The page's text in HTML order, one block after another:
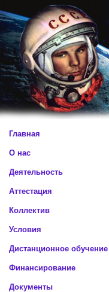
Главная
О нас
Деятельность
Аттестация
Коллектив
Условия
Дистанционное обучение
Финансирование
Документы